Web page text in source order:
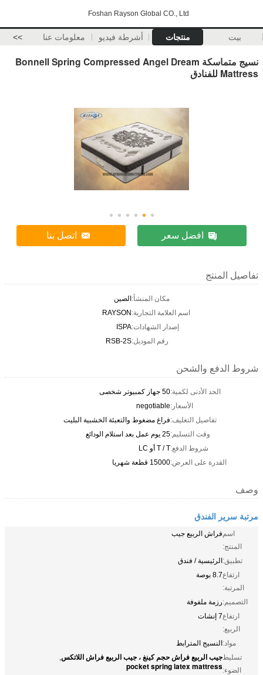
Foshan Rayson Global CO., Ltd
بيت منتجات أشرطة فيديو معلومات عنا >>
نسيج متماسكة Bonnell Spring Compressed Angel Dream
Mattress للفنادق
افضل سعر اتصل بنا
تفاصيل المنتج
مكان المنشأ:الصين
اسم العلامة التجارية:RAYSON
إصدار الشهادات:ISPA
رقم الموديل:RSB-2S
شروط الدفع والشحن
الحد الأدنى لكمية:50 جهاز كمبيوتر شخصى
الأسعار:negotiable
تفاصيل التغليف:فراغ مضغوط والتعبئة الخشبية البليت
وقت التسليم:25 يوم عمل بعد استلام الودائع
شروط الدفع:T / T أو LC
القدرة على العرض:15000 قطعة شهريا
وصف
مرتبة سرير الفندق
اسم
المنتج:
فراش الربيع جيب
تطبيق:الرئيسية / فندق
ارتفاع
المرتبة:
8.7 بوصة
التصميم:رزمة ملفوفة
ارتفاع
الربيع:
7 إنشات
مواد:النسيج المترابط
تسليط
الضوء:
جيب الربيع فراش حجم كينغ ، جيب الربيع فراش اللاتكس,
pocket spring latex mattress